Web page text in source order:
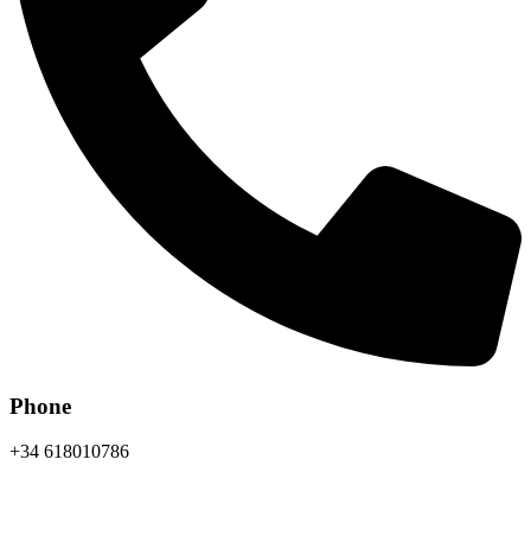
Phone
+34 618010786